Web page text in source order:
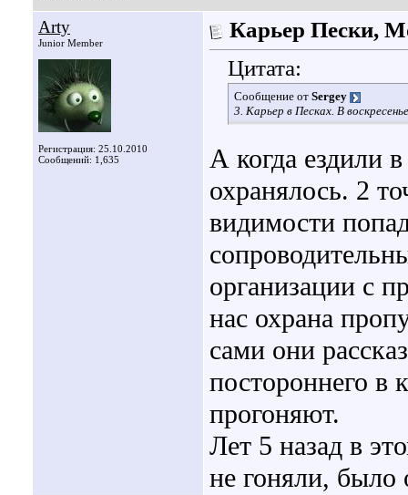
Arty
Junior Member
Регистрация: 25.10.2010
Сообщений: 1,635
Карьер Пески,
Цитата:
Сообщение от Sergey
3. Карьер в Песках. В
А когда ездили
охранялось. 2
видимости
организации с
нас охрана
сами они
постороннего в
прогоняют.
Лет 5 назад в
не гоняли, было